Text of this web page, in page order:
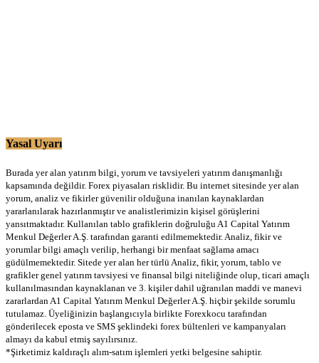
Yasal Uyarı
Burada yer alan yatırım bilgi, yorum ve tavsiyeleri yatırım danışmanlığı
kapsamında değildir. Forex piyasaları risklidir. Bu internet sitesinde yer alan
yorum, analiz ve fikirler güvenilir olduğuna inanılan kaynaklardan
yararlanılarak hazırlanmıştır ve analistlerimizin kişisel görüşlerini
yansıtmaktadır. Kullanılan tablo grafiklerin doğruluğu A1 Capital Yatırım
Menkul Değerler A.Ş. tarafından garanti edilmemektedir. Analiz, fikir ve
yorumlar bilgi amaçlı verilip, herhangi bir menfaat sağlama amacı
güdülmemektedir. Sitede yer alan her türlü Analiz, fikir, yorum, tablo ve
grafikler genel yatırım tavsiyesi ve finansal bilgi niteliğinde olup, ticari amaçlı
kullanılmasından kaynaklanan ve 3. kişiler dahil uğranılan maddi ve manevi
zararlardan A1 Capital Yatırım Menkul Değerler A.Ş. hiçbir şekilde sorumlu
tutulamaz. Üyeliğinizin başlangıcıyla birlikte Forexkocu tarafından
gönderilecek eposta ve SMS şeklindeki forex bültenleri ve kampanyaları
almayı da kabul etmiş sayılırsınız.
*Şirketimiz kaldıraçlı alım-satım işlemleri yetki belgesine sahiptir.